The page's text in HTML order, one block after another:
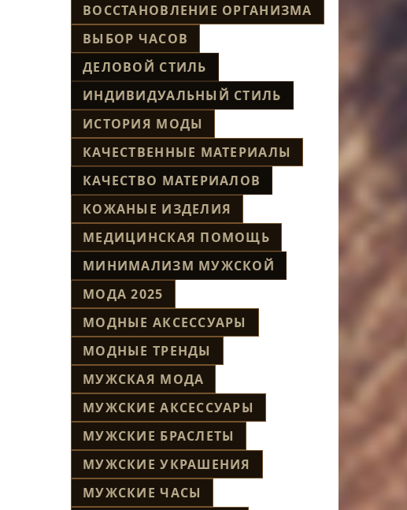
ВОССТАНОВЛЕНИЕ ОРГАНИЗМА
ВЫБОР ЧАСОВ
ДЕЛОВОЙ СТИЛЬ
ИНДИВИДУАЛЬНЫЙ СТИЛЬ
ИСТОРИЯ МОДЫ
КАЧЕСТВЕННЫЕ МАТЕРИАЛЫ
КАЧЕСТВО МАТЕРИАЛОВ
КОЖАНЫЕ ИЗДЕЛИЯ
МЕДИЦИНСКАЯ ПОМОЩЬ
МИНИМАЛИЗМ МУЖСКОЙ
МОДА 2025
МОДНЫЕ АКСЕССУАРЫ
МОДНЫЕ ТРЕНДЫ
МУЖСКАЯ МОДА
МУЖСКИЕ АКСЕССУАРЫ
МУЖСКИЕ БРАСЛЕТЫ
МУЖСКИЕ УКРАШЕНИЯ
МУЖСКИЕ ЧАСЫ